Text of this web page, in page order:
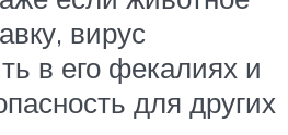
вирус
в его фекалиях и
для других